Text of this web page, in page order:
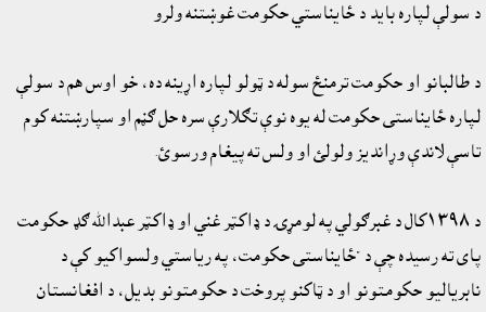
د سولې لپاره بايد د ځايناستي حکومت غوښتنه ولرو
د طالبانو او حکومت ترمنځ سوله د ټولو لپاره اړينه ده، خو اوس هم د سولې
لپاره ځايناستى حکومت له يوه نوې تګلارې سره حل ګڼم او سپارښتنه کوم
تاسې لاندې وړانديز ولولئ او ولس ته پيغام ورسوئ.
د ١٣٩٨کال د غبرګولي په لومړۍ د ډاکټر غني او ډاکټر عبدالله ګډ حکومت
پاى ته رسيده چې د "ځايناستى حکومت، په رياستي ولسواکيو کې د
نابرياليو حکومتونو او د ټاکنو پروخت د حکومتونو بديل، د افغانستان